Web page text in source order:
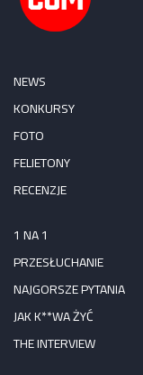
NEWS
KONKURSY
FOTO
FELIETONY
RECENZJE
1 NA 1
PRZESŁUCHANIE
NAJGORSZE PYTANIA
JAK K**WA ŻYĆ
THE INTERVIEW